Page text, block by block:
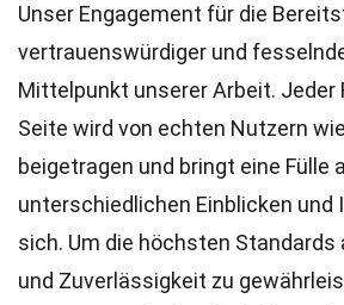
Unser Engagement für die
vertrauenswürdiger und
Mittelpunkt unserer Arbeit. Jeder
Seite wird von echten Nutzern
beigetragen und bringt eine Fülle
unterschiedlichen Einblicken
sich. Um die höchsten Standards
und Zuverlässigkeit zu